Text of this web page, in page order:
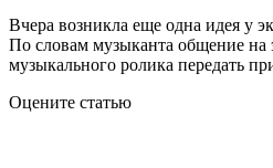
Вчера возникла еще одна идея у
По словам музыканта общение на
музыкального ролика передать
Оцените статью